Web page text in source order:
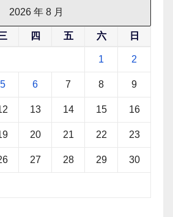
2026 年 8 月
四 五 六 日
1 2
5 6 7 8 9
13 14 15 16
20 21 22 23
27 28 29 30